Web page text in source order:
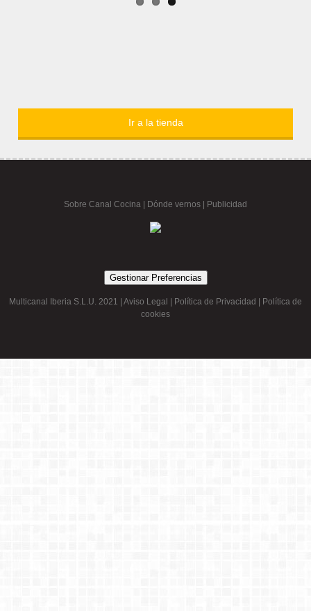
Ir a la tienda
Sobre Canal Cocina Dónde vernos | Publicidad
Gestionar Preferencias
Multicanal Iberia S.L.U. 2021 | Aviso Legal Política de Privacidad
Política de
cookies